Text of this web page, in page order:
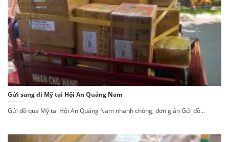
Gửi sang đi Mỹ tại Hội An Quảng Nam
Gửi đồ qua Mỹ tại Hội An Quảng Nam nhanh chóng, đơn giản Gửi đồ...